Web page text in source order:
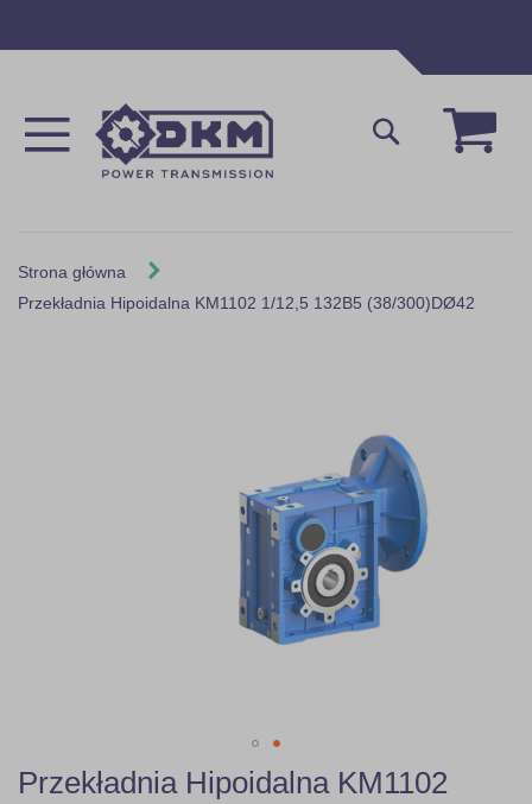
Mój
Szukaj
Strona główna
Przekładnia Hipoidalna KM1102 1/12,5 132B5 (38/300)DØ42
Skip
toPrzekładnia Hipoidalna KM1102